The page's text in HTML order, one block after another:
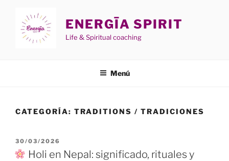
contenido
ENERGĪA SPIRIT
Life & Spiritual coaching
Menú
CATEGORÍA: TRADITIONS / TRADICIONES
PUBLICADO
EL
30/03/2026
Holi en Nepal: significado, rituales y